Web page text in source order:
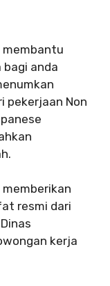
membantu
bagi anda
pekerjaan Non
memberikan
resmi dari
kerja